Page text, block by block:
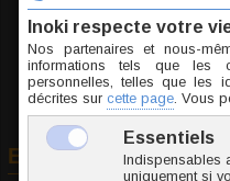
En rapport avec cet